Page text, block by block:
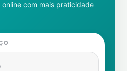
com mais praticidade